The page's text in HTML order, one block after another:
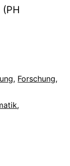
, Forschung,
,